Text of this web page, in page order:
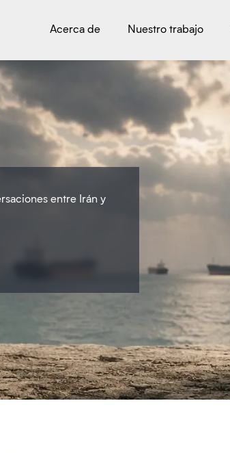
Acerca de Nuestro trabajo
entre Irán y